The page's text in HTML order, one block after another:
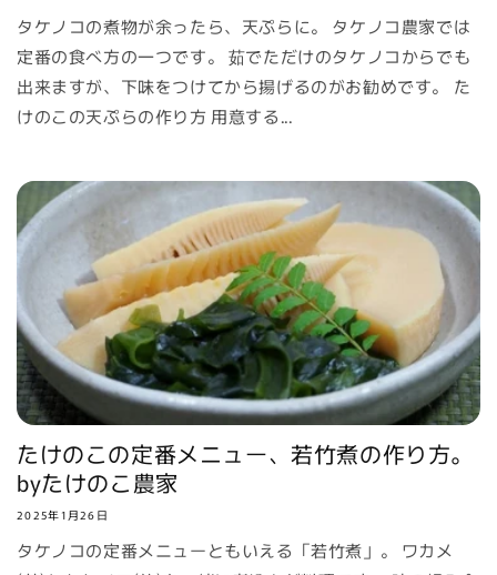
タケノコの煮物が余ったら、天ぷらに。 タケノコ農家では
定番の食べ方の一つです。 茹でただけのタケノコからでも
出来ますが、下味をつけてから揚げるのがお勧めです。 た
けのこの天ぷらの作り方 用意する...
たけのこの定番メニュー、若竹煮の作り方。
byたけのこ農家
2025年1月26日
タケノコの定番メニューともいえる「若竹煮」。 ワカメ